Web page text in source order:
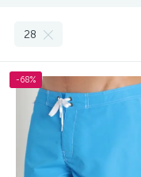
28
-68%